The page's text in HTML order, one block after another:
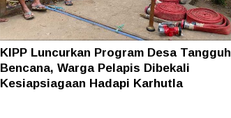
KIPP Luncurkan Program Desa Tangguh
Bencana, Warga Pelapis Dibekali
Kesiapsiagaan Hadapi Karhutla